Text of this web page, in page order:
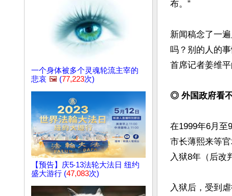
一个身体被多个灵魂轮流主宰的
悲哀 🖼️ (77,223次)
【预告】庆5‧13法轮大法日 纽约
盛大游行 (47,083次)
布。”
新闻稿念了一
吗？别的人的
首席记者姜维平
◎ 外国政府看
在1999年6月至
市长薄熙来等
入狱8年（后改
入狱后，受到